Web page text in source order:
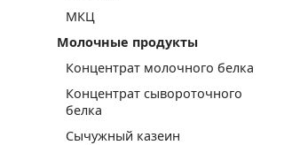
МКЦ
Молочные продукты
Концентрат молочного белка
Концентрат сывороточного
белка
Сычужный казеин